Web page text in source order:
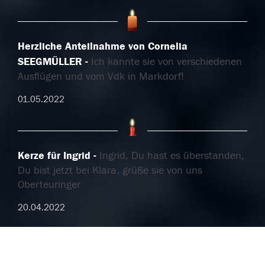
Herzliche Anteilnahme von Cornelia
SEEGMÜLLER
Ich kannte sie von verschiedenen
Ausflügen und vom Vdk in Markdorf!
01.05.2022
Kerze für Ingrid
Ingrid, Du hast es überstanden,
Du bist jetzt bei Klara. grüße sie von uns
Oberteuringer
20.04.2022